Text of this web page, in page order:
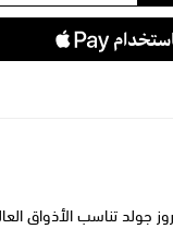
تناسب الأذواق العالية